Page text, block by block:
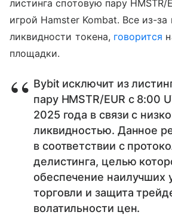
листинга спотовую пару HMSTR/
игрой Hamster Kombat. Все из-за
ликвидности токена, говорится
площадки.
Bybit исключит из
пару HMSTR/EUR с 8:00
2025 года в связи с
ликвидностью. Данное
в соответствии с
делистинга, целью
обеспечение наилучших
торговли и защита
волатильности цен.